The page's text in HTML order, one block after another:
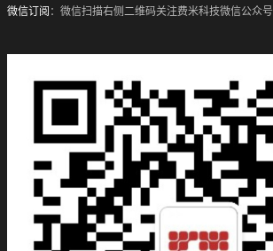
微信订阅 ：微信扫描右侧二维码关注费米科技微信公众号